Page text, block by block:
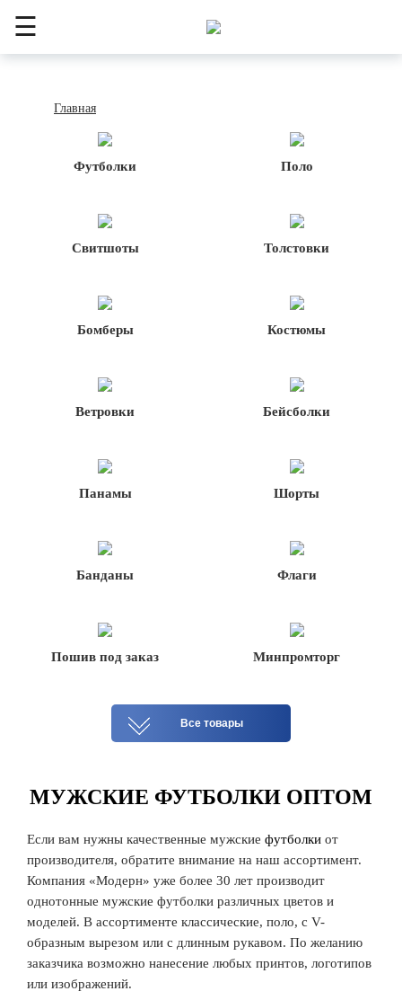
☰
Главная
Футболки Поло
Свитшоты Толстовки
Бомберы Костюмы
Ветровки Бейсболки
Панамы Шорты
Банданы Флаги
Пошив под заказ Минпромторг
Все товары
МУЖСКИЕ ФУТБОЛКИ ОПТОМ
Если вам нужны качественные мужские футболки от
производителя, обратите внимание на наш ассортимент.
Компания «Модерн» уже более 30 лет производит
однотонные мужские футболки различных цветов и
моделей. В ассортименте классические, поло, с V-
образным вырезом или с длинным рукавом. По желанию
заказчика возможно нанесение любых принтов, логотипов
или изображений.